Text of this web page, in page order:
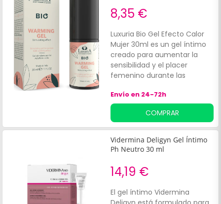
8,35 €
Luxuria Bio Gel Efecto Calor
Mujer 30ml es un gel íntimo
creado para aumentar la
sensibilidad y el placer
femenino durante las
agradable sensación de calor
en la zona íntima, diseñada
para aquellas que buscan
mejorar su experiencia
sexual.
Envío en 24-72h
COMPRAR
Vidermina Deligyn Gel Íntimo
Ph Neutro 30 ml
14,19 €
El gel íntimo Vidermina